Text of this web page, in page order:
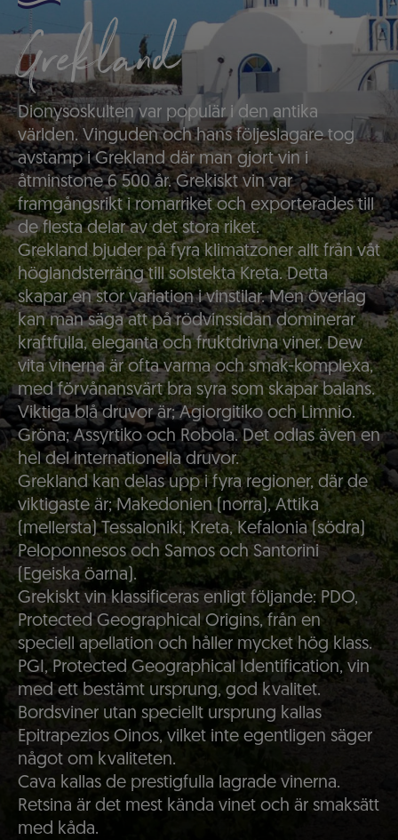
Grekland
Dionysoskulten var populär i den antika
världen. Vinguden och hans följeslagare tog
avstamp i Grekland där man gjort vin i
åtminstone 6 500 år. Grekiskt vin var
framgångsrikt i romarriket och exporterades till
de flesta delar av det stora riket.
Grekland bjuder på fyra klimatzoner allt från våt
höglandsterräng till solstekta Kreta. Detta
skapar en stor variation i vinstilar. Men överlag
kan man säga att på rödvinssidan dominerar
kraftfulla, eleganta och fruktdrivna viner. Dew
vita vinerna är ofta varma och smak-komplexa,
med förvånansvärt bra syra som skapar balans.
Viktiga blå druvor är; Agiorgitiko och Limnio.
Gröna; Assyrtiko och Robola. Det odlas även en
hel del internationella druvor.
Grekland kan delas upp i fyra regioner, där de
viktigaste är; Makedonien (norra), Attika
(mellersta) Tessaloniki, Kreta, Kefalonia (södra)
Peloponnesos och Samos och Santorini
(Egeiska öarna).
Grekiskt vin klassificeras enligt följande: PDO,
Protected Geographical Origins, från en
speciell apellation och håller mycket hög klass.
PGI, Protected Geographical Identification, vin
med ett bestämt ursprung, god kvalitet.
Bordsviner utan speciellt ursprung kallas
Epitrapezios Oinos, vilket inte egentligen säger
något om kvaliteten.
Cava kallas de prestigfulla lagrade vinerna.
Retsina är det mest kända vinet och är smaksätt
med kåda.